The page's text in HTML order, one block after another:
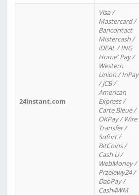
24instant.com
Visa /
Mastercard /
Bancontact
Mistercash /
iDEAL / ING
Home' Pay /
Western
Union / InPay
/ JCB /
American
Express /
Carte Bleue /
OKPay / Wire
Transfer /
Sofort /
BitCoins /
Cash U /
WebMoney /
Przelewy24 /
DaoPay /
Cash4WM